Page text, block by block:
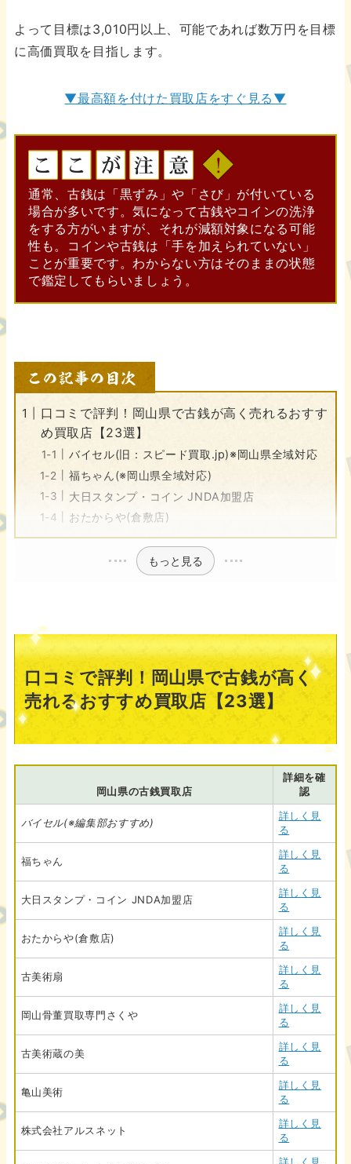
よって目標は3,010円以上、可能であれば数万円を目標
に高価買取を目指します。
▼最高額を付けた買取店をすぐ見る▼
通常、古銭は「黒ずみ」や「さび」が付いている
場合が多いです。気になって古銭やコインの洗浄
をする方がいますが、それが減額対象になる可能
性も。コインや古銭は「手を加えられていない」
ことが重要です。わからない方はそのままの状態
で鑑定してもらいましょう。
口コミで評判！岡山県で古銭が高く売れるおすす
め買取店【23選】
バイセル(旧：スピード買取.jp)※岡山県全域対応
福ちゃん(※岡山県全域対応)
大日スタンプ・コイン JNDA加盟店
おたからや(倉敷店)
もっと見る
口コミで評判！岡山県で古銭が高く
売れるおすすめ買取店【23選】
岡山県の古銭買取店
詳細を確
認
バイセル(※編集部おすすめ)
詳しく見
る
福ちゃん
詳しく見
る
大日スタンプ・コイン JNDA加盟店
詳しく見
る
おたからや(倉敷店)
詳しく見
る
古美術扇
詳しく見
る
岡山骨董買取専門さくや
詳しく見
る
古美術蔵の美
詳しく見
る
亀山美術
詳しく見
る
株式会社アルスネット
詳しく見
る